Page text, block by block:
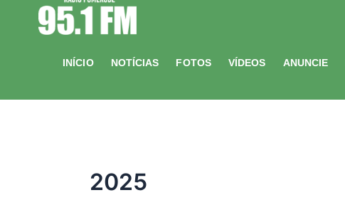
INÍCIO NOTÍCIAS FOTOS VÍDEOS ANUNCIE
2025